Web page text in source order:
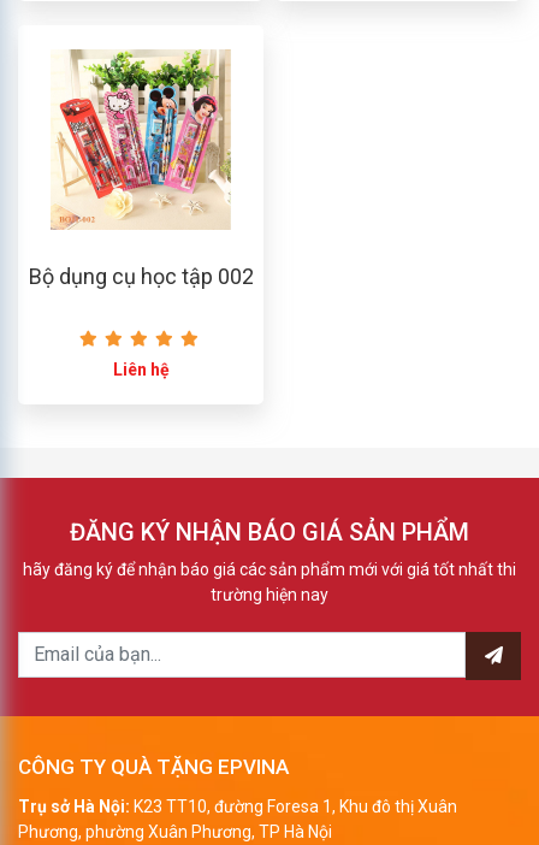
Bộ dụng cụ học tập 002
Liên hệ
ĐĂNG KÝ NHẬN BÁO GIÁ SẢN PHẨM
hãy đăng ký để nhận báo giá các sản phẩm mới với giá tốt nhất thi
trường hiện nay
CÔNG TY QUÀ TẶNG EPVINA
Trụ sở Hà Nội: K23 TT10, đường Foresa 1, Khu đô thị Xuân
Phương, phường Xuân Phương, TP Hà Nội